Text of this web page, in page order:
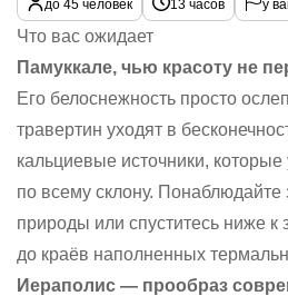
до 45 человек 13 часов у
Что вас ожидает
Памуккале, чью красоту не
Его белоснежность просто
травертин уходят в
кальциевые источники,
по всему склону. Понаблюдайте
природы или спуститесь ниже к
до краёв наполненных
Иераполис — прообраз